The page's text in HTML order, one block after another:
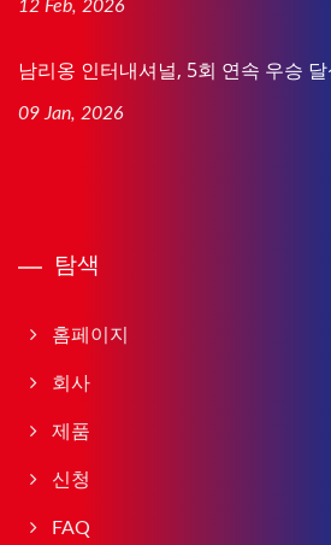
12 Feb, 2026
남리옹 인터내셔널, 5회 연속 우승
09 Jan, 2026
탐색
홈페이지
회사
제품
신청
FAQ